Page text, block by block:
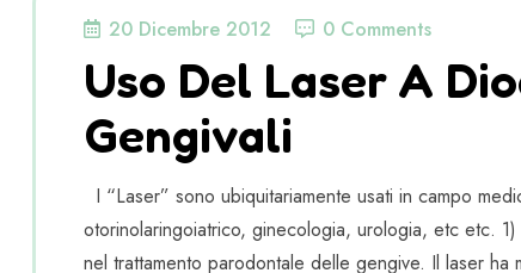
20 Dicembre 2012 0 Comments
Uso Del Laser A
Gengivali
I “Laser” sono ubiquitariamente usati in campo
otorinolaringoiatrico, ginecologia, urologia, etc etc.
nel trattamento parodontale delle gengive. Il laser ha